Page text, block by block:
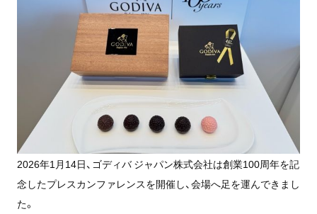
2026年1月14日、ゴディバ ジャパン株式会社は創業100周年を記
念したプレスカンファレンスを開催し、会場へ足を運んできまし
た。